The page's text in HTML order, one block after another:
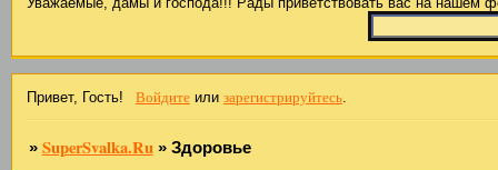
Привет, Гость! Войдитеили зарегистрируйтесь.
» SuperSvalka.Ru » Здоровье